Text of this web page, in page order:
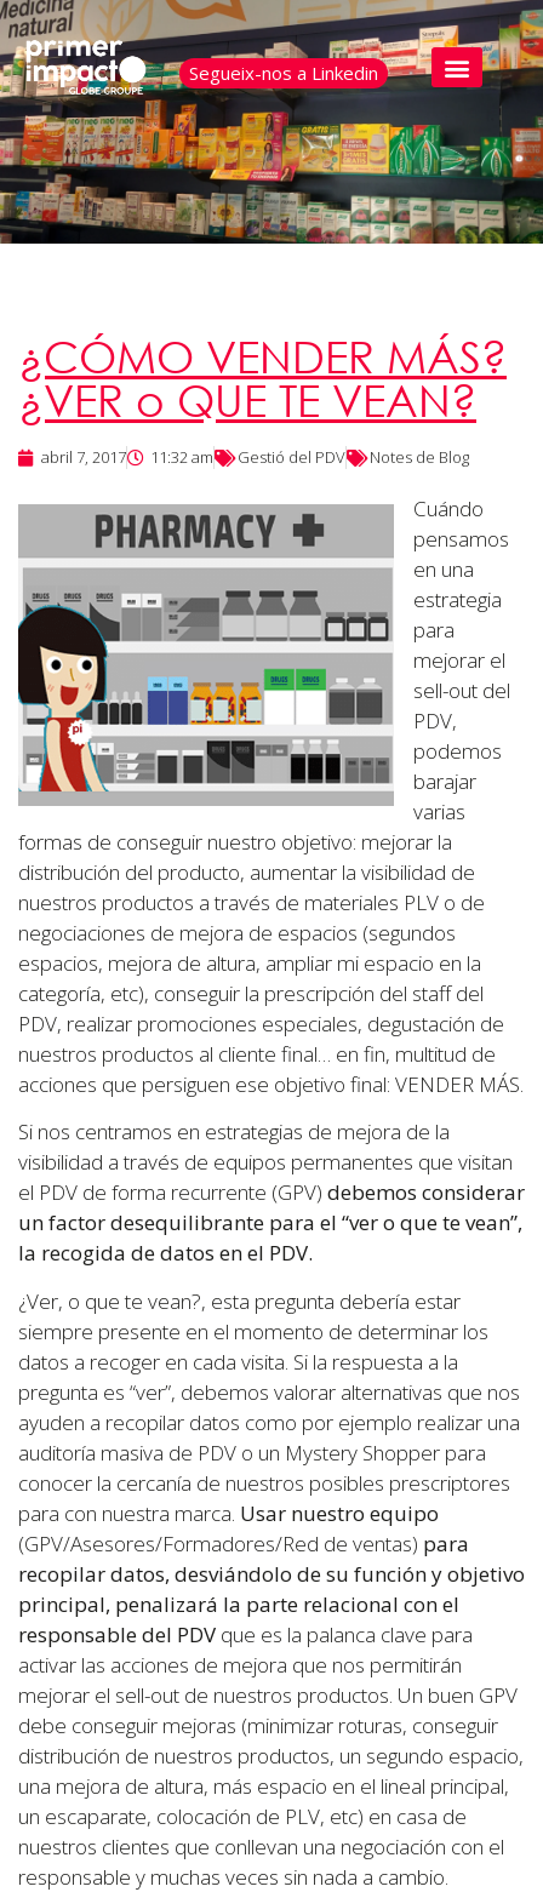
Segueix-nos a Linkedin
¿CÓMO VENDER MÁS?
¿VER o QUE TE VEAN?
abril 7, 2017 11:32 am Gestió del PDV Notes de Blog
Cuándo
pensamos
en una
estrategia
para
mejorar el
sell-out del
PDV,
podemos
barajar
varias
formas de conseguir nuestro objetivo: mejorar la
distribución del producto, aumentar la visibilidad de
nuestros productos a través de materiales PLV o de
negociaciones de mejora de espacios (segundos
espacios, mejora de altura, ampliar mi espacio en la
categoría, etc), conseguir la prescripción del staff del
PDV, realizar promociones especiales, degustación de
nuestros productos al cliente final… en fin, multitud de
acciones que persiguen ese objetivo final: VENDER MÁS.
Si nos centramos en estrategias de mejora de la
visibilidad a través de equipos permanentes que visitan
el PDV de forma recurrente (GPV) debemos considerar
un factor desequilibrante para el “ver o que te vean”,
la recogida de datos en el PDV.
¿Ver, o que te vean?, esta pregunta debería estar
siempre presente en el momento de determinar los
datos a recoger en cada visita. Si la respuesta a la
pregunta es “ver”, debemos valorar alternativas que nos
ayuden a recopilar datos como por ejemplo realizar una
auditoría masiva de PDV o un Mystery Shopper para
conocer la cercanía de nuestros posibles prescriptores
para con nuestra marca. Usar nuestro equipo
(GPV/Asesores/Formadores/Red de ventas) para
recopilar datos, desviándolo de su función y objetivo
principal, penalizará la parte relacional con el
responsable del PDV que es la palanca clave para
activar las acciones de mejora que nos permitirán
mejorar el sell-out de nuestros productos. Un buen GPV
debe conseguir mejoras (minimizar roturas, conseguir
distribución de nuestros productos, un segundo espacio,
una mejora de altura, más espacio en el lineal principal,
un escaparate, colocación de PLV, etc) en casa de
nuestros clientes que conllevan una negociación con el
responsable y muchas veces sin nada a cambio.